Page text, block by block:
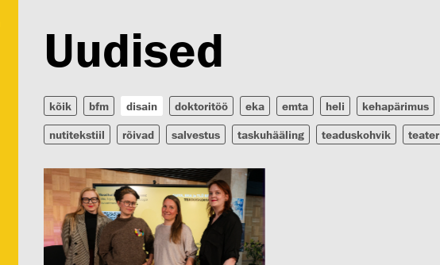
Uudised
kõik bfm disain doktoritöö eka emta heli kehapärimus
nutitekstiil rõivad salvestus taskuhääling teaduskohvik teater